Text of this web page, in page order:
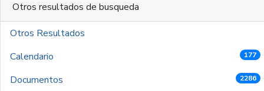
Otros resultados de busqueda
Otros Resultados
Calendario
177
Documentos 2286